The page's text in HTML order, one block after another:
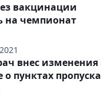
вакцинации
на чемпионат
внес изменения
о пунктах пропуска